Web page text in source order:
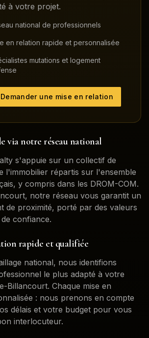
à votre projet.
national de professionnels
en relation rapide et personnalisée
mutations et logement
Demander une mise en relation
via notre réseau national
s'appuie sur un collectif de
l'immobilier répartis sur l'ensemble
y compris dans les DROM-COM.
, notre réseau vous garantit un
de proximité, porté par des valeurs
confiance.
rapide et qualifiée
national, nous identifions
le plus adapté à votre
Billancourt. Chaque mise en
: nous prenons en compte
délais et votre budget pour vous
interlocuteur.